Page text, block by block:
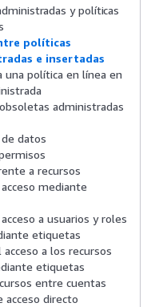
y políticas
políticas
e insertadas
una política en línea en
administradas
datos
a recursos
mediante
a usuarios y roles
etiquetas
a los recursos
etiquetas
entre cuentas
acceso directo